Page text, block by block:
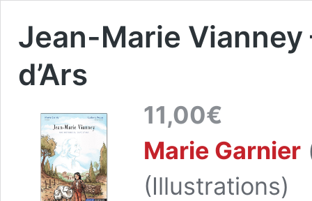
Jean-Marie
d’Ars
11,00€
Marie Garnier
(Illustrations)